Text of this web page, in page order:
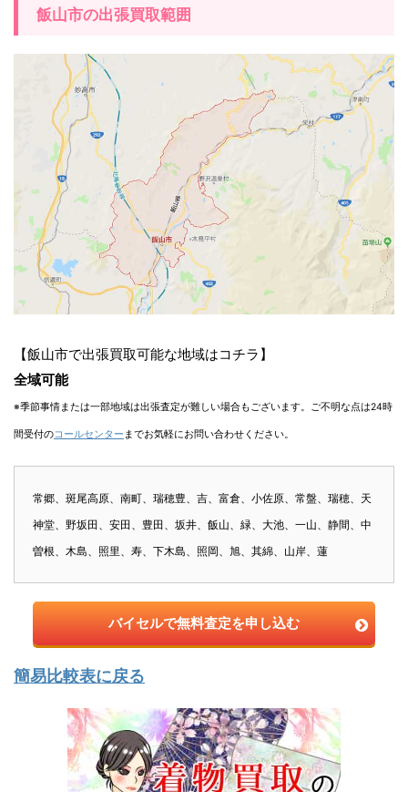
飯山市の出張買取範囲
【飯山市で出張買取可能な地域はコチラ】
全域可能
※季節事情または一部地域は出張査定が難しい場合もございます。ご不明な点は24時
間受付のコールセンター までお気軽にお問い合わせください。
常郷、斑尾高原、南町、瑞穂豊、吉、富倉、小佐原、常盤、瑞穂、天
神堂、野坂田、安田、豊田、坂井、飯山、緑、大池、一山、静間、中
曽根、木島、照里、寿、下木島、照岡、旭、其綿、山岸、蓮
バイセルで無料査定を申し込む
簡易比較表に戻る